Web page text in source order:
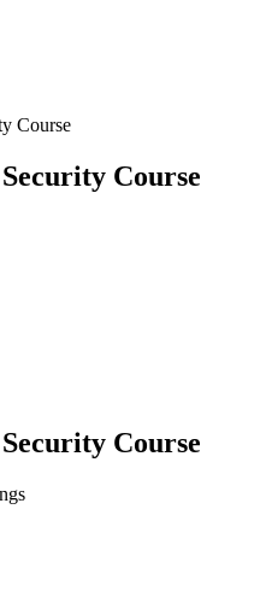
Course
Course
Course